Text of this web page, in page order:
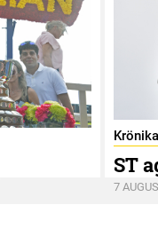
Krönika
ST
7